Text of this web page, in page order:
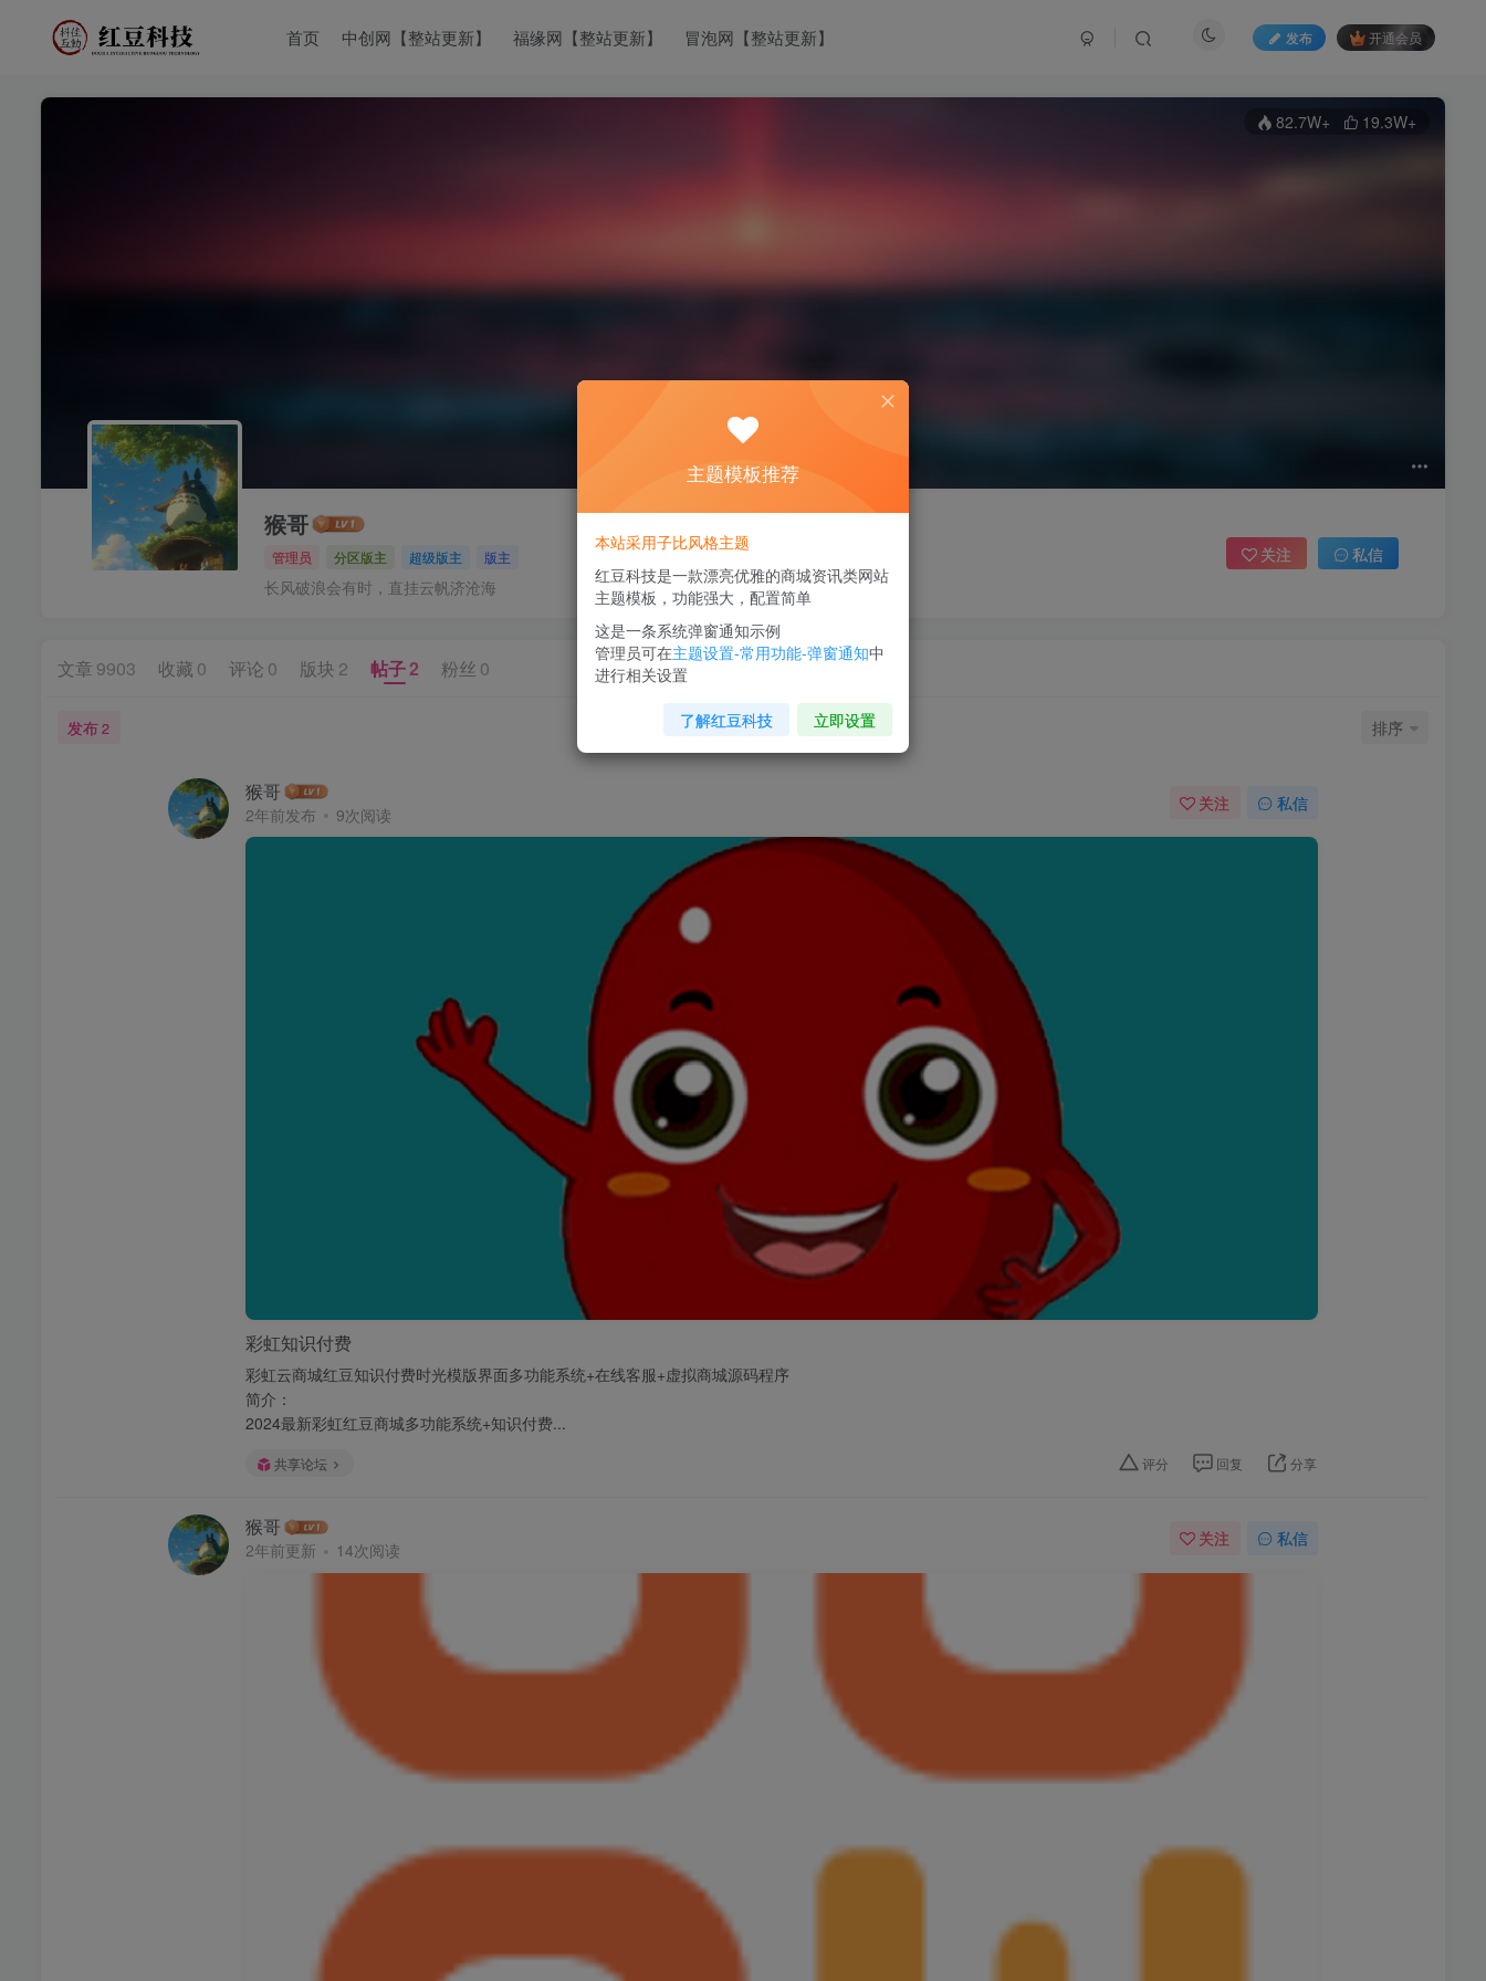
首页 中创网【整站更新】 福缘网【整站更新】 冒泡网【整站更新】 发布 开通会员
82.7W+ 19.3W+
猴哥
管理员 分区版主 超级版主 版主
长风破浪会有时，直挂云帆济沧海
关注 私信
文章 9903 收藏 0 评论 0 版块 2 帖子2 粉丝 0
发布2 排序
猴哥
2年前发布 9次阅读
关注 私信
彩虹知识付费
彩虹云商城红豆知识付费时光模版界面多功能系统+在线客服+虚拟商城源码程序
简介：
2024最新彩虹红豆商城多功能系统+知识付费...
共享论坛 评分 回复 分享
猴哥
2年前更新 14次阅读
关注 私信
主题模板推荐
本站采用子比风格主题
红豆科技是一款漂亮优雅的商城资讯类网站
主题模板，功能强大，配置简单
这是一条系统弹窗通知示例
管理员可在主题设置-常用功能-弹窗通知中
进行相关设置
了解红豆科技 立即设置